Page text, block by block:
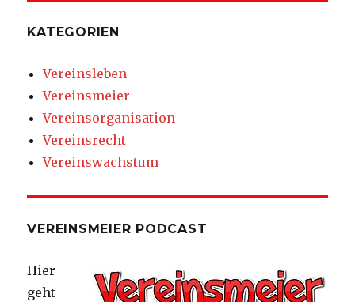
KATEGORIEN
Vereinsleben
Vereinsmeier
Vereinsorganisation
Vereinsrecht
Vereinswachstum
VEREINSMEIER PODCAST
Hier
geht